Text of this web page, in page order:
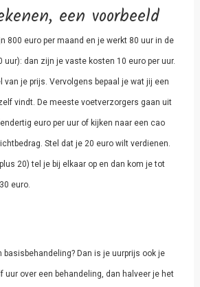
een voorbeeld
800 euro per maand en je werkt 80 uur in de
uur): dan zijn je vaste kosten 10 euro per uur.
van je prijs. Vervolgens bepaal je wat jij een
vindt. De meeste voetverzorgers gaan uit
euro per uur of kijken naar een cao
Stel dat je 20 euro wilt verdienen.
20) tel je bij elkaar op en dan kom je tot
euro.
basisbehandeling? Dan is je uurprijs ook je
uur over een behandeling, dan halveer je het